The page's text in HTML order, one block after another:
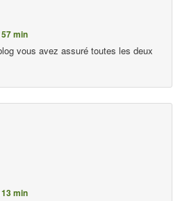
min
vous avez assuré toutes les deux
min